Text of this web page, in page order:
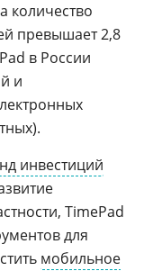
количество
превышает 2,8
в России
и
инвестиций
TimePad
для
мобильное